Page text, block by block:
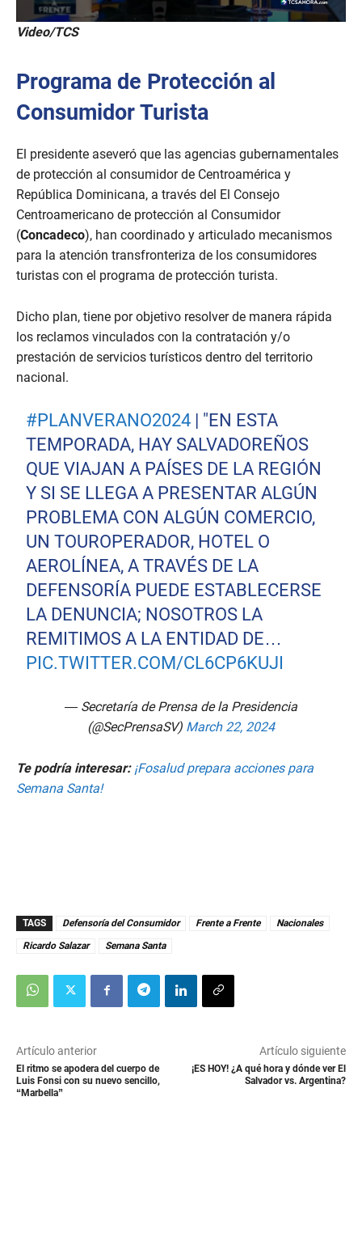
0
s
o
n
d
s
4
m
i
n
u
t
e
s
,
4
e
c
o
n
d
s
Video/TCS
Programa de Protección al
Consumidor Turista
El presidente aseveró que las agencias gubernamentales
de protección al consumidor de Centroamérica y
República Dominicana, a través del El Consejo
Centroamericano de protección al Consumidor
(Concadeco), han coordinado y articulado mecanismos
para la atención transfronteriza de los consumidores
turistas con el programa de protección turista.
Dicho plan, tiene por objetivo resolver de manera rápida
los reclamos vinculados con la contratación y/o
prestación de servicios turísticos dentro del territorio
nacional.
#PLANVERANO2024 | "EN ESTA
TEMPORADA, HAY SALVADOREÑOS
QUE VIAJAN A PAÍSES DE LA REGIÓN
Y SI SE LLEGA A PRESENTAR ALGÚN
PROBLEMA CON ALGÚN COMERCIO,
UN TOUROPERADOR, HOTEL O
AEROLÍNEA, A TRAVÉS DE LA
DEFENSORÍA PUEDE ESTABLECERSE
LA DENUNCIA; NOSOTROS LA
REMITIMOS A LA ENTIDAD DE…
PIC.TWITTER.COM/CL6CP6KUJI
— Secretaría de Prensa de la Presidencia
(@SecPrensaSV) March 22, 2024
Te podría interesar: ¡Fosalud prepara acciones para
Semana Santa!
TAGS Defensoría del Consumidor Frente a Frente
Nacionales
Ricardo Salazar
Semana Santa
Artículo anterior
El ritmo se apodera del cuerpo de
Luis Fonsi con su nuevo sencillo,
“Marbella”
Artículo siguiente
¡ES HOY! ¿A qué hora y dónde ver El
Salvador vs. Argentina?